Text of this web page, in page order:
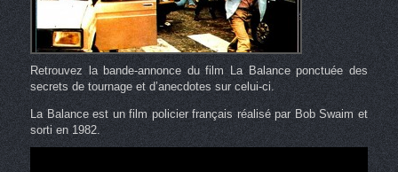
Retrouvez la bande-annonce du film La Balance ponctuée des
secrets de tournage et d’anecdotes sur celui-ci.
La Balance est un film policier français réalisé par Bob Swaim et
sorti en 1982.